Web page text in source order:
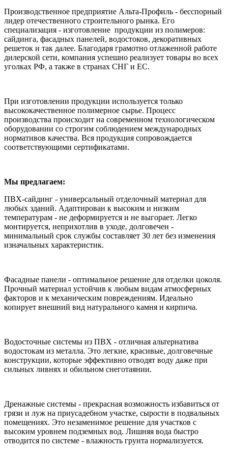
Производственное предприятие Альта-Профиль - бесспорный
лидер отечественного строительного рынка. Его
специализация - изготовление продукции из полимеров:
сайдинга, фасадных панелей, водостоков, декоративных
решеток и так далее. Благодаря грамотно отлаженной работе
дилерской сети, компания успешно реализует товары во всех
уголках РФ, а также в странах СНГ и ЕС.
При изготовлении продукции используется только
высококачественное полимерное сырье. Процесс
производства происходит на современном технологическом
оборудовании со строгим соблюдением международных
нормативов качества. Вся продукция сопровождается
соответствующими сертификатами.
Мы предлагаем:
ПВХ-сайдинг - универсальный отделочный материал для
любых зданий. Адаптирован к высоким и низким
температурам - не деформируется и не выгорает. Легко
монтируется, неприхотлив в уходе, долговечен -
минимальный срок службы составляет 30 лет без изменения
изначальных характеристик.
Фасадные панели - оптимальное решение для отделки цоколя.
Прочный материал устойчив к любым видам атмосферных
факторов и к механическим повреждениям. Идеально
копирует внешний вид натурального камня и кирпича.
Водосточные системы из ПВХ - отличная альтернатива
водостокам из металла. Это легкие, красивые, долговечные
конструкции, которые эффективно отводят воду даже при
сильных ливнях и обильном снеготаянии.
Дренажные системы - прекрасная возможность избавиться от
грязи и луж на приусадебном участке, сырости в подвальных
помещениях. Это незаменимое решение для участков с
высоким уровнем подземных вод. Лишняя вода быстро
отводится по системе - влажность грунта нормализуется.